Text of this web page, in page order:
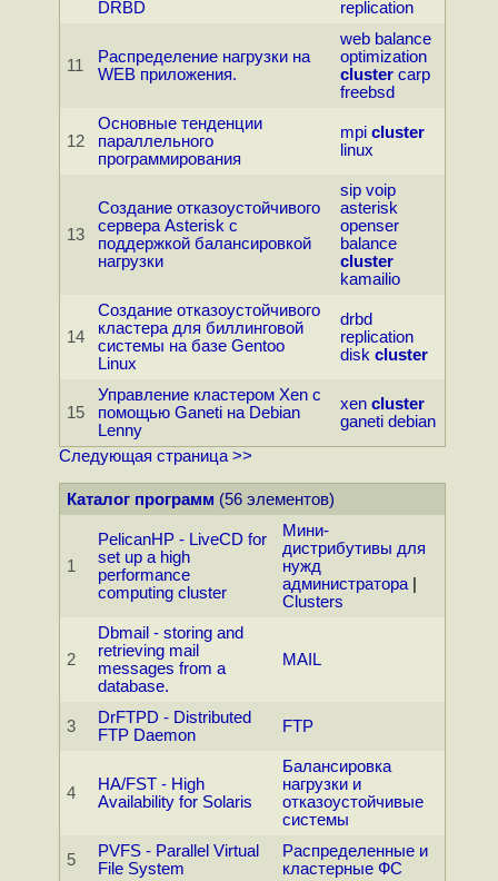
DRBD replication
11
Распределение нагрузки на
WEB приложения.
web balance
optimization
cluster carp
freebsd
12
Основные тенденции
параллельного
программирования
mpi cluster
linux
13
Создание отказоустойчивого
сервера Asterisk с
поддержкой балансировкой
нагрузки
sip voip
asterisk
openser
balance
cluster
kamailio
14
Создание отказоустойчивого
кластера для биллинговой
системы на базе Gentoo
Linux
drbd
replication
disk cluster
15
Управление кластером Xen с
помощью Ganeti на Debian
Lenny
xen cluster
ganeti debian
Следующая страница >>
Каталог программ (56 элементов)
1
PelicanHP - LiveCD for
set up a high
performance
computing cluster
Мини-
дистрибутивы для
нужд
администратора|
Clusters
2
Dbmail - storing and
retrieving mail
messages from a
database.
MAIL
3
DrFTPD - Distributed
FTP Daemon
FTP
4
HA/FST - High
Availability for Solaris
Балансировка
нагрузки и
отказоустойчивые
системы
5
PVFS - Parallel Virtual
File System
Распределенные и
кластерные ФС